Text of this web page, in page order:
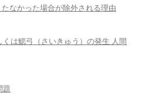
なかった場合が除外される理由
は鰓弓（さいきゅう）の発生 人間
題